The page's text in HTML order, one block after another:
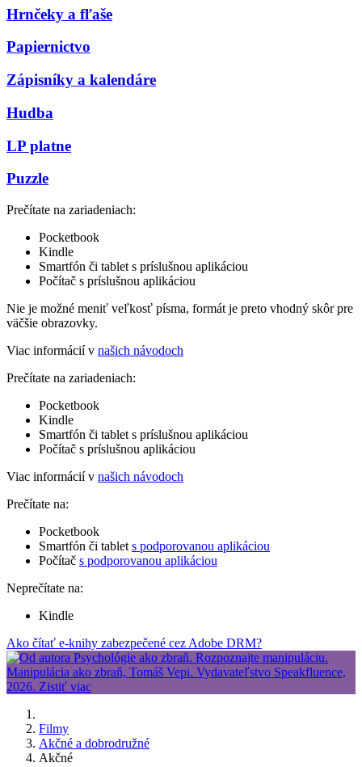
Hrnčeky a fľaše
Papiernictvo
Zápisníky a kalendáre
Hudba
LP platne
Puzzle
Prečítate na zariadeniach:
Pocketbook
Kindle
Smartfón či tablet s príslušnou aplikáciou
Počítač s príslušnou aplikáciou
Nie je možné meniť veľkosť písma, formát je preto vhodný skôr pre
väčšie obrazovky.
Viac informácií v našich návodoch
Prečítate na zariadeniach:
Pocketbook
Kindle
Smartfón či tablet s príslušnou aplikáciou
Počítač s príslušnou aplikáciou
Viac informácií v našich návodoch
Prečítate na:
Pocketbook
Smartfón či tablet s podporovanou aplikáciou
Počítač s podporovanou aplikáciou
Neprečítate na:
Kindle
Ako čítať e-knihy zabezpečené cez Adobe DRM?
Filmy
Akčné a dobrodružné
Akčné